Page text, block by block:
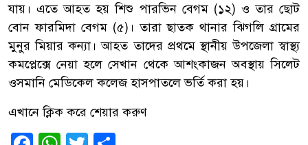
যায়। এতে আহত হয় শিশু পারভিন বেগম (১২) ও তার ছোট
বোন ফারমিদা বেগম (৫)। তারা ছাতক থানার ঝিগলি গ্রামের
মুনুর মিয়ার কন্যা। আহত তাদের প্রথমে স্থানীয় উপজেলা স্বাস্থ্য
কমপ্লেক্সে নেয়া হলে সেখান থেকে আশংকাজন অবস্থায় সিলেট
ওসমানি মেডিকেল কলেজ হাসপাতলে ভর্তি করা হয়।
এখানে ক্লিক করে শেয়ার করুণ